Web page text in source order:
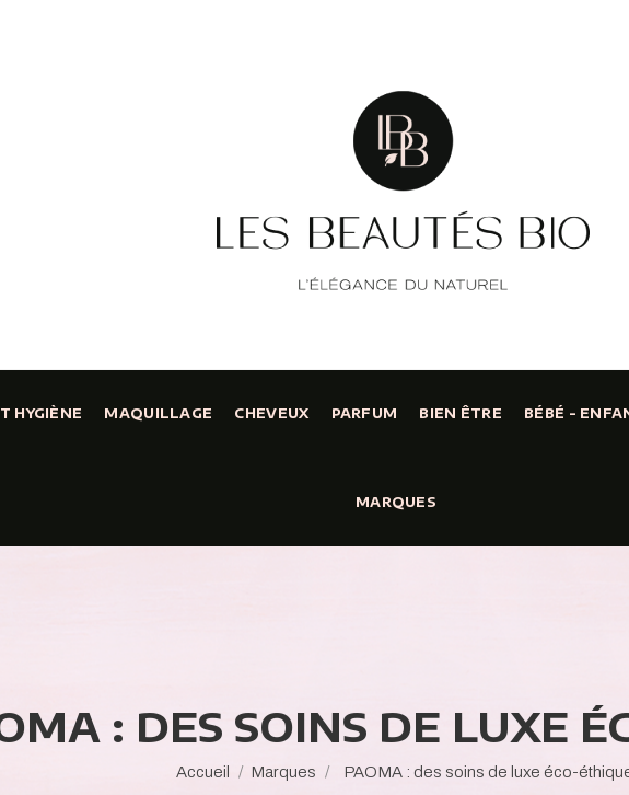
HYGIÈNE MAQUILLAGE CHEVEUX PARFUM BIEN ÊTRE BÉBÉ -
MARQUES
: DES SOINS DE LUXE
Accueil Marques PAOMA : des soins de luxe éco-